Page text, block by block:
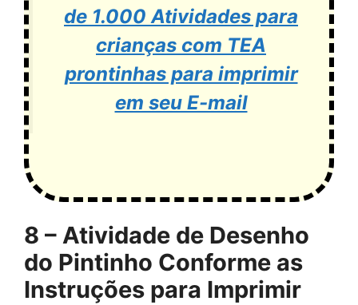
de 1.000 Atividades para
crianças com TEA
prontinhas para imprimir
em seu E-mail
8 – Atividade de Desenho
do Pintinho Conforme as
Instruções para Imprimir